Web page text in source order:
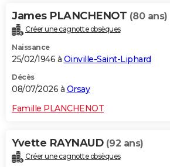
James PLANCHENOT (80 ans)
Créer une cagnotte obsèques
Naissance
25/02/1946 à Oinville-Saint-Liphard
Décès
08/07/2026 à Orsay
Famille PLANCHENOT
Yvette RAYNAUD (92 ans)
Créer une cagnotte obsèques